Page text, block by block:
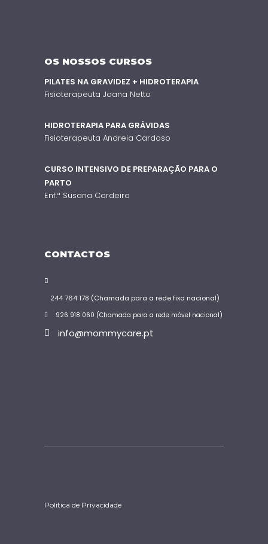
OS NOSSOS CURSOS
PILATES NA GRAVIDEZ + HIDROTERAPIA
Fisioterapeuta Joana Netto
HIDROTERAPIA PARA GRÁVIDAS
Fisioterapeuta Andreia Cardoso
CURSO INTENSIVO DE PREPARAÇÃO PARA O
PARTO
Enf.ª Susana Cordeiro
CONTACTOS
244 764 178 (Chamada para a rede fixa nacional)
926 918 060 (Chamada para a rede móvel nacional)
info@mommycare.pt
Política de Privacidade